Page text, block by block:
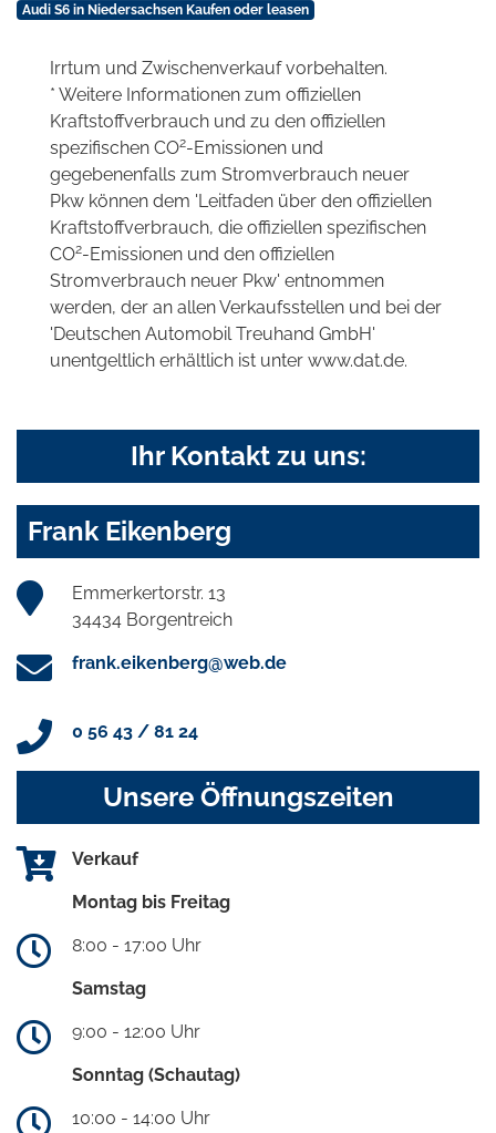
Audi S6 in Niedersachsen Kaufen oder leasen
Irrtum und Zwischenverkauf vorbehalten.
* Weitere Informationen zum offiziellen
Kraftstoffverbrauch und zu den offiziellen
spezifischen CO2-Emissionen und
gegebenenfalls zum Stromverbrauch neuer
Pkw können dem 'Leitfaden über den offiziellen
Kraftstoffverbrauch, die offiziellen spezifischen
CO2-Emissionen und den offiziellen
Stromverbrauch neuer Pkw' entnommen
werden, der an allen Verkaufsstellen und bei der
'Deutschen Automobil Treuhand GmbH'
unentgeltlich erhältlich ist unter www.dat.de.
Ihr Kontakt zu uns:
Frank Eikenberg
Emmerkertorstr. 13
34434 Borgentreich
frank.eikenberg@web.de
0 56 43 / 81 24
Unsere Öffnungszeiten
Verkauf
Montag bis Freitag
8:00 - 17:00 Uhr
Samstag
9:00 - 12:00 Uhr
Sonntag (Schautag)
10:00 - 14:00 Uhr